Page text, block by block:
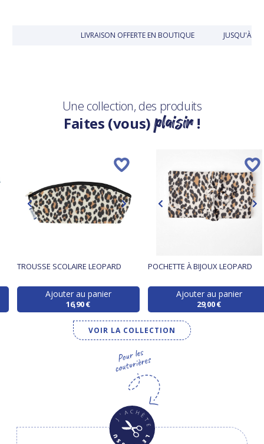
LIVRAISON OFFERTE EN BOUTIQUE JUSQU'À
Une collection, des produits
Faites (vous)plaisir!
TROUSSE SCOLAIRE LEOPARD
Ajouter au panier
16,90 €
POCHETTE À BIJOUX LEOPARD
Ajouter au panier
29,00 €
VOIR LA COLLECTION